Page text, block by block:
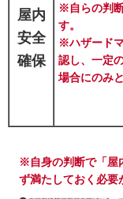
屋内
安全
確保
※自らの判
す。
※ハザード
認し、一定
場合にのみ
※自身の判断で「屋
ず満たしておく必要